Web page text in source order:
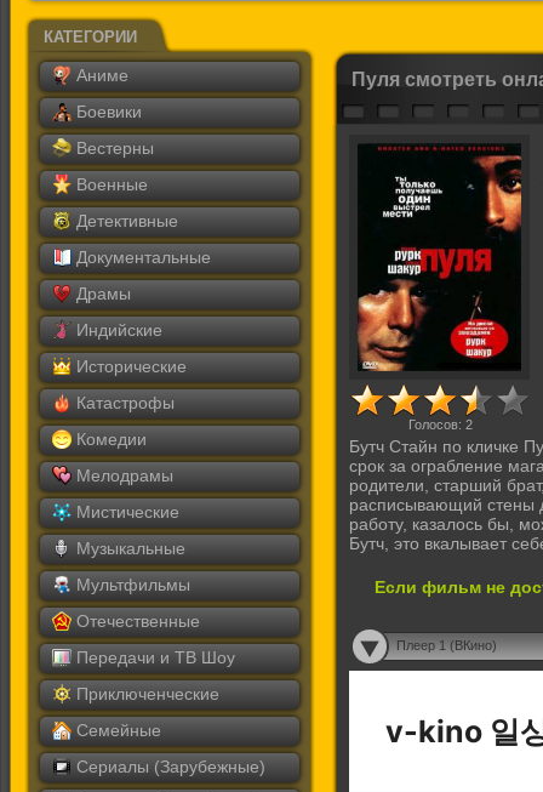
КАТЕГОРИИ
Аниме
Боевики
Вестерны
Военные
Детективные
Документальные
Драмы
Индийские
Исторические
Катастрофы
Комедии
Мелодрамы
Мистические
Музыкальные
Мультфильмы
Отечественные
Передачи и ТВ Шоу
Приключенческие
Семейные
Сериалы (Зарубежные)
Пуля смотреть
Голосов: 2
Бутч Стайн по кличке
срок за ограбление
родители, старший
расписывающий стены
работу, казалось бы,
Бутч, это вкалывает
Если фильм не
Плеер 1 (ВКино)